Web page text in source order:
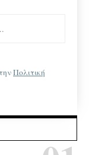
Πολιτική